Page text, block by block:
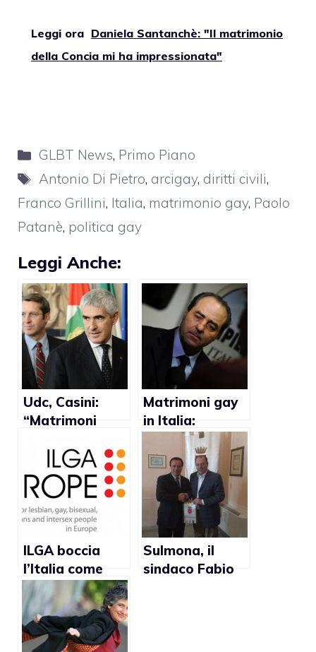
Leggi ora Daniela Santanchè: "Il matrimonio
della Concia mi ha impressionata"
Categorie
GLBT News, Primo Piano
Tag
Antonio Di Pietro, arcigay, diritti civili,
Franco Grillini, Italia, matrimonio gay, Paolo
Patanè, politica gay
Leggi Anche:
Udc, Casini:
“Matrimoni
Matrimoni gay
in Italia:
proposta di
legge dell’Idv
ILGA boccia
l’Italia come
paese meno
gay friendly in
Europa dopo
Cipro
Sulmona, il
sindaco Fabio